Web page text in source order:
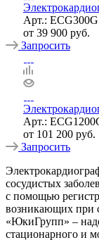
Арт.: ECG300G
от 39 900 руб.
Запросить
Арт.:
от 101 200 руб.
Запросить
сосудистых
с помощью
возникающих при
«ЮкиГрупп» –
стационарного и